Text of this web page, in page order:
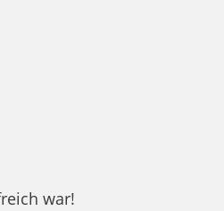
war!